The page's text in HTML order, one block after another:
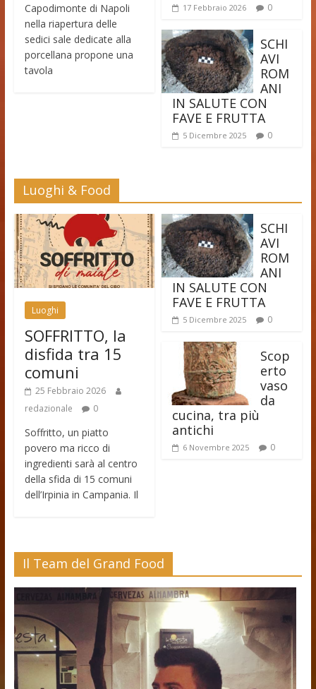
Capodimonte di Napoli
nella riapertura delle
sedici sale dedicate alla
porcellana propone una
tavola
17 Febbraio 2026 0
SCHI
AVI
ROM
ANI
IN SALUTE CON
FAVE E FRUTTA
5 Dicembre 2025 0
Luoghi & Food
Luoghi
SOFFRITTO, la
disfida tra 15
comuni
25 Febbraio 2026
redazionale
0
Soffritto, un piatto
povero ma ricco di
ingredienti sarà al centro
della sfida di 15 comuni
dell’Irpinia in Campania. Il
SCHI
AVI
ROM
ANI
IN SALUTE CON
FAVE E FRUTTA
5 Dicembre 2025 0
Scop
erto
vaso
da
cucina, tra più
antichi
6 Novembre 2025 0
Il Team del Grand Food